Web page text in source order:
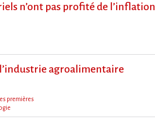
n​‌’ont pas profité de l​‌’inflation
agroalimentaire
premières